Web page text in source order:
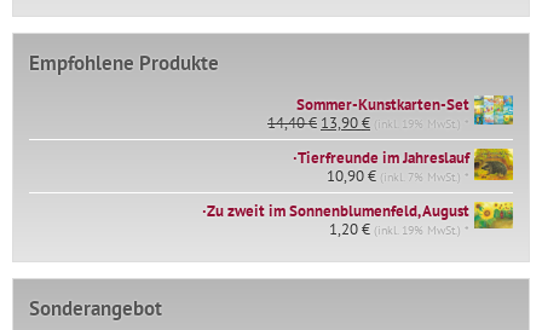
Empfohlene Produkte
Sommer-Kunstkarten-Set
14,40€ Ursprünglicher
Preis
war:
14,40 €
13,90€Aktueller
Preis
ist:
13,90 €.
(inkl. 19% MwSt.) *
∙Tierfreunde im Jahreslauf
10,90€ (inkl. 7% MwSt.) *
∙Zu zweit im Sonnenblumenfeld, August
1,20€ (inkl. 19% MwSt.) *
Sonderangebot